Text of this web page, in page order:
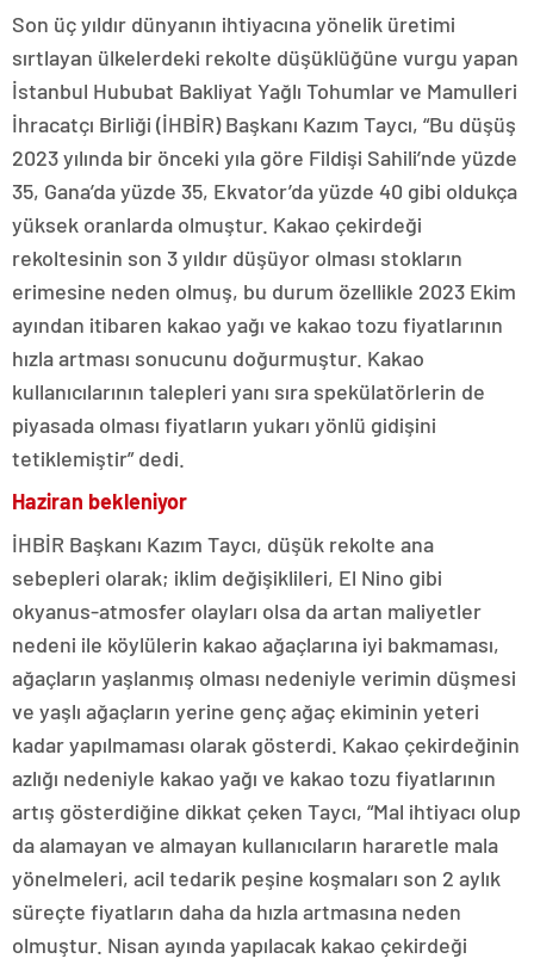
Son üç yıldır dünyanın ihtiyacına yönelik üretimi
sırtlayan ülkelerdeki rekolte düşüklüğüne vurgu yapan
İstanbul Hububat Bakliyat Yağlı Tohumlar ve Mamulleri
İhracatçı Birliği (İHBİR) Başkanı Kazım Taycı, “Bu düşüş
2023 yılında bir önceki yıla göre Fildişi Sahili’nde yüzde
35, Gana’da yüzde 35, Ekvator’da yüzde 40 gibi oldukça
yüksek oranlarda olmuştur. Kakao çekirdeği
rekoltesinin son 3 yıldır düşüyor olması stokların
erimesine neden olmuş, bu durum özellikle 2023 Ekim
ayından itibaren kakao yağı ve kakao tozu fiyatlarının
hızla artması sonucunu doğurmuştur. Kakao
kullanıcılarının talepleri yanı sıra spekülatörlerin de
piyasada olması fiyatların yukarı yönlü gidişini
tetiklemiştir” dedi.
Haziran bekleniyor
İHBİR Başkanı Kazım Taycı, düşük rekolte ana
sebepleri olarak; iklim değişiklileri, El Nino gibi
okyanus-atmosfer olayları olsa da artan maliyetler
nedeni ile köylülerin kakao ağaçlarına iyi bakmaması,
ağaçların yaşlanmış olması nedeniyle verimin düşmesi
ve yaşlı ağaçların yerine genç ağaç ekiminin yeteri
kadar yapılmaması olarak gösterdi. Kakao çekirdeğinin
azlığı nedeniyle kakao yağı ve kakao tozu fiyatlarının
artış gösterdiğine dikkat çeken Taycı, “Mal ihtiyacı olup
da alamayan ve almayan kullanıcıların hararetle mala
yönelmeleri, acil tedarik peşine koşmaları son 2 aylık
süreçte fiyatların daha da hızla artmasına neden
olmuştur. Nisan ayında yapılacak kakao çekirdeği